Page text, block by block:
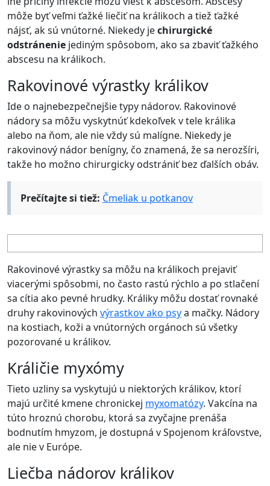
môže byť veľmi ťažké liečiť na králikoch a tiež ťažké
nájsť, ak sú vnútorné. Niekedy jechirurgické
odstránenie jediným spôsobom, ako sa zbaviť ťažkého
abscesu na králikoch.
Rakovinové výrastky králikov
Ide o najnebezpečnejšie typy nádorov. Rakovinové
nádory sa môžu vyskytnúť kdekoľvek v tele králika
alebo na ňom, ale nie vždy sú malígne. Niekedy je
rakovinový nádor benígny, čo znamená, že sa nerozšíri,
takže ho možno chirurgicky odstrániť bez ďalších obáv.
Prečítajte si tiež: Čmeliak u potkanov
Rakovinové výrastky sa môžu na králikoch prejaviť
viacerými spôsobmi, no často rastú rýchlo a po stlačení
sa cítia ako pevné hrudky. Králiky môžu dostať rovnaké
druhy rakovinových výrastkov ako psya mačky. Nádory
na kostiach, koži a vnútorných orgánoch sú všetky
pozorované u králikov.
Králičie myxómy
Tieto uzliny sa vyskytujú u niektorých králikov, ktorí
majú určité kmene chronickej myxomatózy. Vakcína na
túto hroznú chorobu, ktorá sa zvyčajne prenáša
bodnutím hmyzom, je dostupná v Spojenom kráľovstve,
ale nie v Európe.
Liečba nádorov králikov